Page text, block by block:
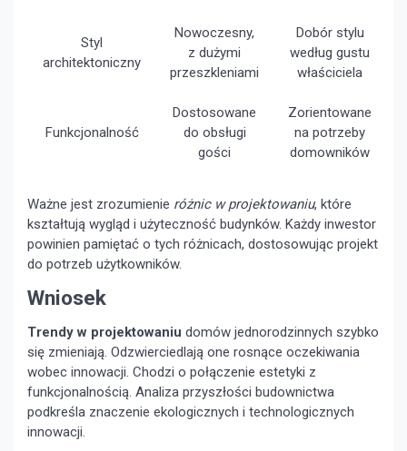
Styl
architektoniczny
Nowoczesny,
z dużymi
przeszkleniami
Dobór stylu
według gustu
właściciela
Funkcjonalność
Dostosowane
do obsługi
gości
Zorientowane
na potrzeby
domowników
Ważne jest zrozumienie różnic w projektowaniu, które
kształtują wygląd i użyteczność budynków. Każdy inwestor
powinien pamiętać o tych różnicach, dostosowując projekt
do potrzeb użytkowników.
Wniosek
Trendy w projektowaniu domów jednorodzinnych szybko
się zmieniają. Odzwierciedlają one rosnące oczekiwania
wobec innowacji. Chodzi o połączenie estetyki z
funkcjonalnością. Analiza przyszłości budownictwa
podkreśla znaczenie ekologicznych i technologicznych
innowacji.